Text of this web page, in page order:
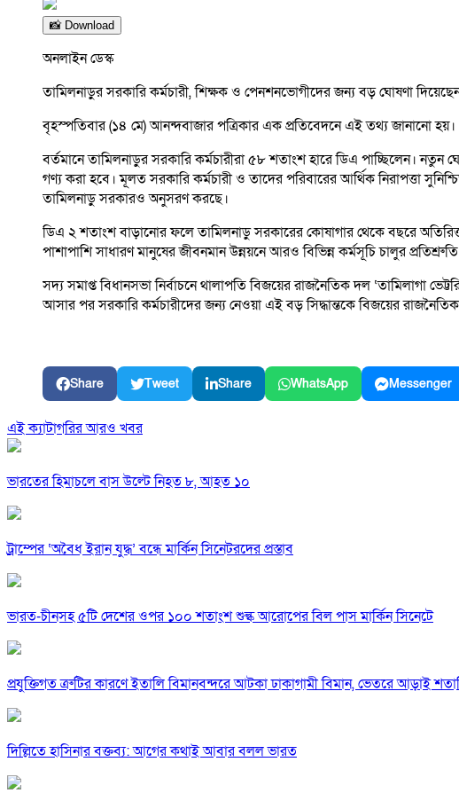
📸 Download
অনলাইন ডেস্ক
তামিলনাড়ুর সরকারি কর্মচারী, শিক্ষক ও পেনশনভোগীদের জন্য বড় ঘোষণা দিয়েছেন
বৃহস্পতিবার (১৪ মে) আনন্দবাজার পত্রিকার এক প্রতিবেদনে এই তথ্য জানানো হয়।
বর্তমানে তামিলনাড়ুর সরকারি কর্মচারীরা ৫৮ শতাংশ হারে ডিএ পাচ্ছিলেন।
গণ্য করা হবে। মূলত সরকারি কর্মচারী ও তাদের পরিবারের আর্থিক নিরাপত্তা
তামিলনাড়ু সরকারও অনুসরণ করছে।
ডিএ ২ শতাংশ বাড়ানোর ফলে তামিলনাড়ু সরকারের কোষাগার থেকে বছরে
পাশাপাশি সাধারণ মানুষের জীবনমান উন্নয়নে আরও বিভিন্ন কর্মসূচি চালুর
সদ্য সমাপ্ত বিধানসভা নির্বাচনে থালাপতি বিজয়ের রাজনৈতিক দল ‘তামিলাগা
আসার পর সরকারি কর্মচারীদের জন্য নেওয়া এই বড় সিদ্ধান্তকে বিজয়ের
Share Tweet Share WhatsApp Messenger
এই ক্যাটাগরির আরও খবর
ভারতের হিমাচলে বাস উল্টে নিহত ৮, আহত ১০
ট্রাম্পের ‘অবৈধ ইরান যুদ্ধ’ বন্ধে মার্কিন সিনেটরদের প্রস্তাব
ভারত-চীনসহ ৫টি দেশের ওপর ১০০ শতাংশ শুল্ক আরোপের বিল পাস মার্কিন সিনেটে
প্রযুক্তিগত ত্রুটির কারণে ইতালি বিমানবন্দরে আটকা ঢাকাগামী বিমান, ভেতরে আড়াই
দিল্লিতে হাসিনার বক্তব্য: আগের কথাই আবার বলল ভারত